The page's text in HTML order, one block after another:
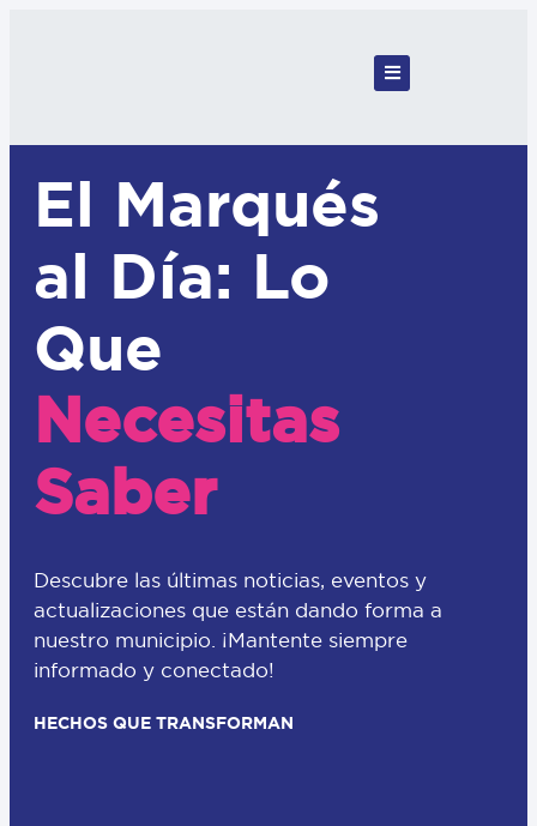
El Marqués
al Día: Lo
Que
Necesitas
Saber
Descubre las últimas noticias, eventos y
actualizaciones que están dando forma a
nuestro municipio. ¡Mantente siempre
informado y conectado!
HECHOS QUE TRANSFORMAN